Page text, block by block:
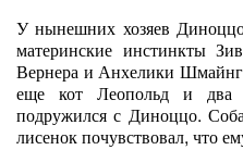
У нынешних хозяев
материнские инстинкты
Вернера и Анхелики
еще кот Леопольд и два
подружился с Диноццо.
лисенок почувствовал, что